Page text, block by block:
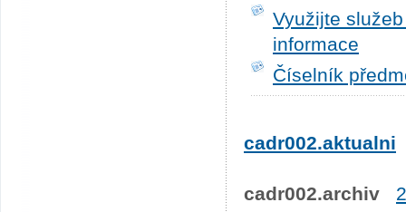
Využijte
informace
Číselník
cadr002.aktualni
cadr002.archiv